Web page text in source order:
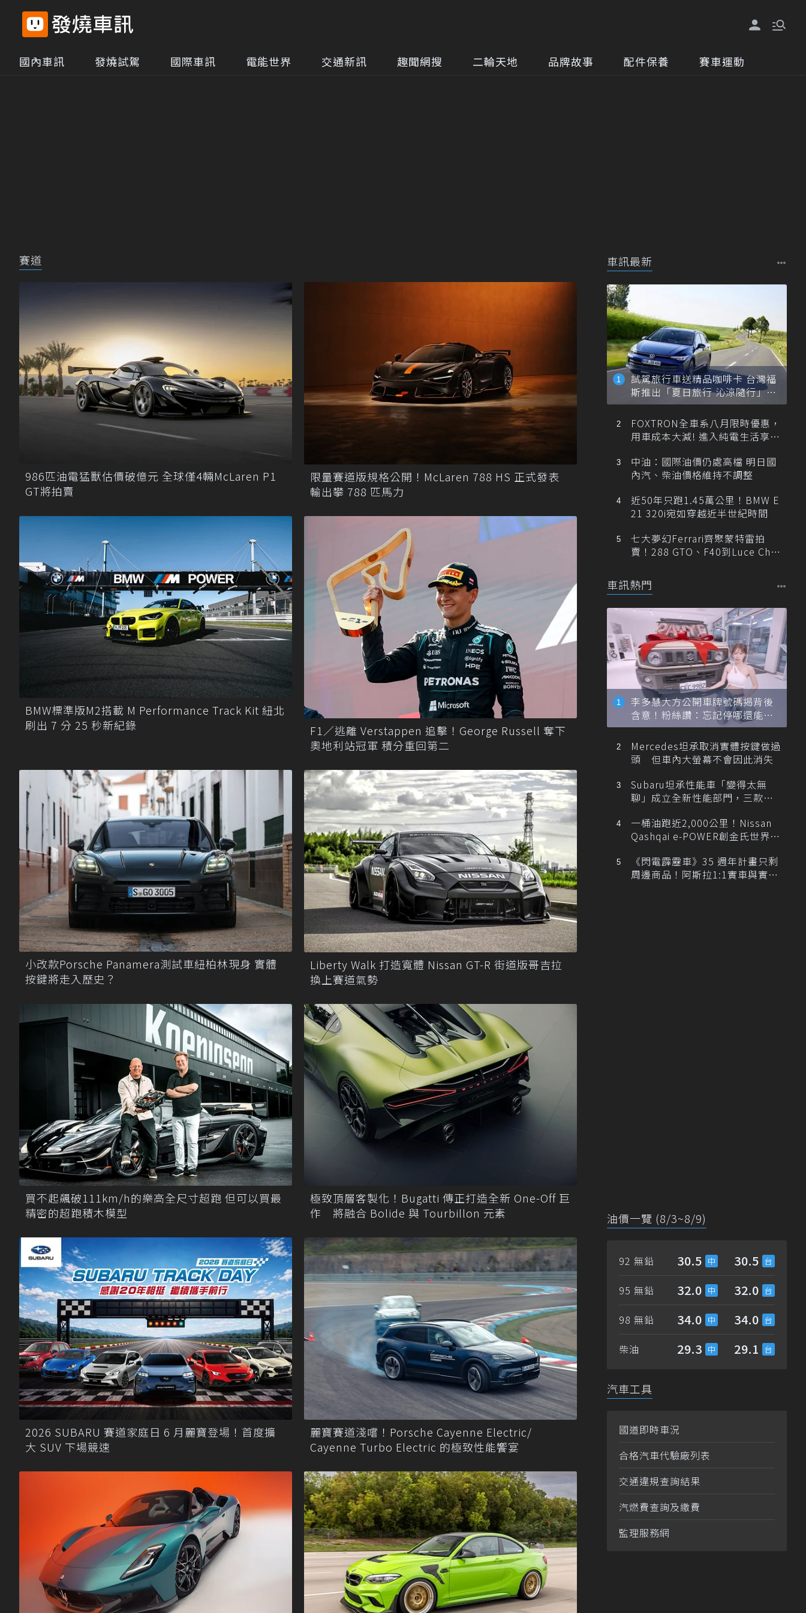
國內車訊 發燒試駕 國際車訊 電能世界 交通新訊 趣聞網搜 二輪天地 品牌故事 配件保養 賽車運動
賽道
986匹油電猛獸估價破億元 全球僅4輛McLaren P1
GT將拍賣
限量賽道版規格公開！McLaren 788 HS 正式發表
輸出攀 788 匹馬力
BMW標準版M2搭載 M Performance Track Kit 紐北
刷出 7 分 25 秒新紀錄
F1／逃離 Verstappen 追擊！George Russell 奪下
奧地利站冠軍 積分重回第二
小改款Porsche Panamera測試車紐柏林現身 實體
按鍵將走入歷史？
Liberty Walk 打造寬體 Nissan GT-R 街道版哥吉拉
換上賽道氣勢
買不起飆破111km/h的樂高全尺寸超跑 但可以買最
精密的超跑積木模型
極致頂層客製化！Bugatti 傳正打造全新 One-Off 巨
作 將融合 Bolide 與 Tourbillon 元素
2026 SUBARU 賽道家庭日 6 月麗寶登場！首度擴
大 SUV 下場競速
麗寶賽道淺嚐！Porsche Cayenne Electric/
Cayenne Turbo Electric 的極致性能饗宴
車訊最新
試駕旅行車送精品咖啡卡 台灣福
斯推出「夏日旅行 沁涼隨行」活
動
FOXTRON全車系八月限時優惠，
用車成本大減! 進入純電生活享
中油：國際油價仍處高檔 明日國
內汽、柴油價格維持不調整
近50年只跑1.45萬公里！BMW E
21 320i宛如穿越近半世紀時間
七大夢幻Ferrari齊聚蒙特雷拍
賣！288 GTO、F40到Luce Cha
車訊熱門
李多慧大方公開車牌號碼揭背後
含意！粉絲讚：忘記停哪還能幫
忙找車
Mercedes坦承取消實體按鍵做過
頭 但車內大螢幕不會因此消失
Subaru坦承性能車「變得太無
聊」成立全新性能部門，三款手
一桶油跑近2,000公里！Nissan
Qashqai e-POWER創金氏世界紀
《閃電霹靂車》35 週年計畫只剩
周邊商品！阿斯拉1:1實車與實體
油價一覽 (8/3~8/9)
92 無鉛 30.5 30.5
95 無鉛 32.0 32.0
98 無鉛 34.0 34.0
柴油 29.3 29.1
汽車工具
國道即時車況
合格汽車代驗廠列表
交通違規查詢結果
汽燃費查詢及繳費
監理服務網